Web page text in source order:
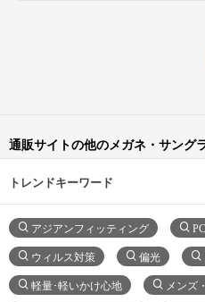
通販サイトの他のメガネ・サング
トレンドキーワード
アジアンフィッティング
ウィルス対策 偏光
軽量･軽いかけ心地 メンズ